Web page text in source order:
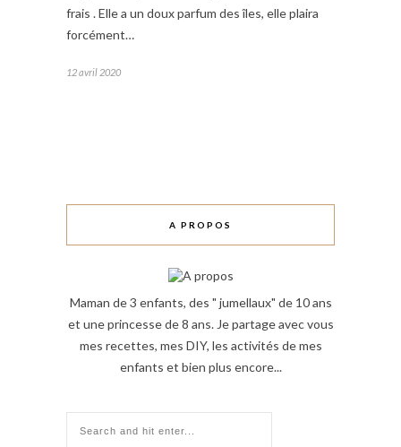
frais . Elle a un doux parfum des îles, elle plaira
forcément…
12 avril 2020
A PROPOS
Maman de 3 enfants, des " jumellaux" de 10 ans
et une princesse de 8 ans. Je partage avec vous
mes recettes, mes DIY, les activités de mes
enfants et bien plus encore...